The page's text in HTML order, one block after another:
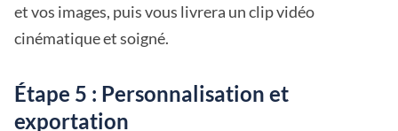
et vos images, puis vous livrera un clip vidéo
cinématique et soigné.
Étape 5 : Personnalisation et
exportation